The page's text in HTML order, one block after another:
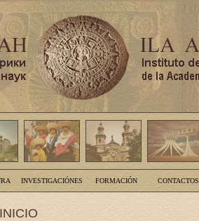
INVESTIGACIÓNES FORMACIÓN CONTACTOS
INICIO